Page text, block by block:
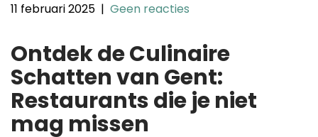
11 februari 2025 | Geen reacties
Ontdek de Culinaire
Schatten van Gent:
Restaurants die je niet
mag missen